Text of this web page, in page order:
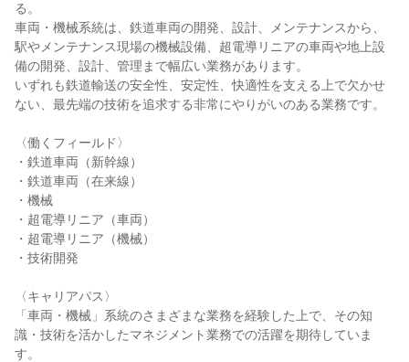
る。
車両・機械系統は、鉄道車両の開発、設計、メンテナンスから、
駅やメンテナンス現場の機械設備、超電導リニアの車両や地上設
備の開発、設計、管理まで幅広い業務があります。
いずれも鉄道輸送の安全性、安定性、快適性を支える上で欠かせ
ない、最先端の技術を追求する非常にやりがいのある業務です。
〈働くフィールド〉
・鉄道車両（新幹線）
・鉄道車両（在来線）
・機械
・超電導リニア（車両）
・超電導リニア（機械）
・技術開発
〈キャリアパス〉
「車両・機械」系統のさまざまな業務を経験した上で、その知
識・技術を活かしたマネジメント業務での活躍を期待していま
す。